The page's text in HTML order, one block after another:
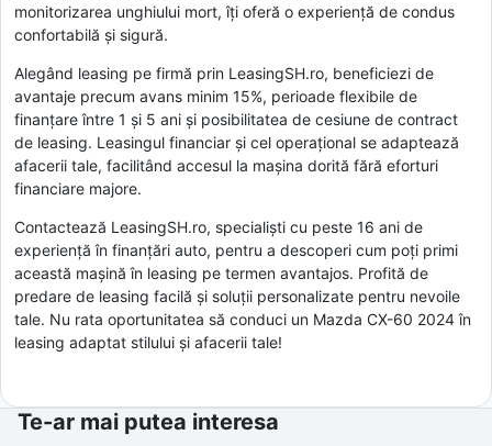
monitorizarea unghiului mort, îți oferă o experiență de condus
confortabilă și sigură.
Alegând leasing pe firmă prin LeasingSH.ro, beneficiezi de
avantaje precum avans minim 15%, perioade flexibile de
finanțare între 1 și 5 ani și posibilitatea de cesiune de contract
de leasing. Leasingul financiar și cel operațional se adaptează
afacerii tale, facilitând accesul la mașina dorită fără eforturi
financiare majore.
Contactează LeasingSH.ro, specialiști cu peste 16 ani de
experiență în finanțări auto, pentru a descoperi cum poți primi
această mașină în leasing pe termen avantajos. Profită de
predare de leasing facilă și soluții personalizate pentru nevoile
tale. Nu rata oportunitatea să conduci un Mazda CX-60 2024 în
leasing adaptat stilului și afacerii tale!
Te-ar mai putea interesa